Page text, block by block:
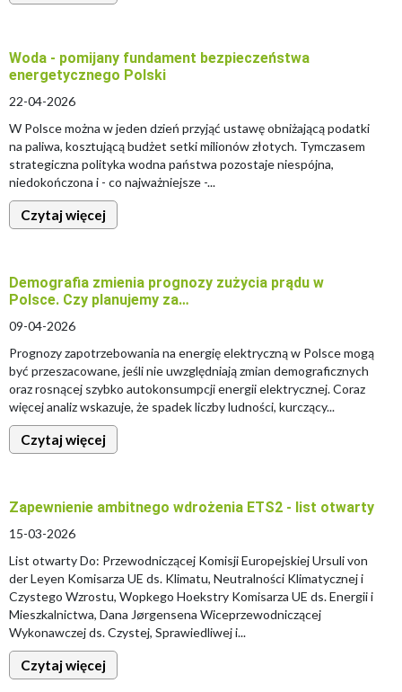
Woda - pomijany fundament bezpieczeństwa
energetycznego Polski
22-04-2026
W Polsce można w jeden dzień przyjąć ustawę obniżającą podatki
na paliwa, kosztującą budżet setki milionów złotych. Tymczasem
strategiczna polityka wodna państwa pozostaje niespójna,
niedokończona i - co najważniejsze -...
Czytaj więcej
Demografia zmienia prognozy zużycia prądu w
Polsce. Czy planujemy za…
09-04-2026
Prognozy zapotrzebowania na energię elektryczną w Polsce mogą
być przeszacowane, jeśli nie uwzględniają zmian demograficznych
oraz rosnącej szybko autokonsumpcji energii elektrycznej. Coraz
więcej analiz wskazuje, że spadek liczby ludności, kurczący...
Czytaj więcej
Zapewnienie ambitnego wdrożenia ETS2 - list otwarty
15-03-2026
List otwarty Do: Przewodniczącej Komisji Europejskiej Ursuli von
der Leyen Komisarza UE ds. Klimatu, Neutralności Klimatycznej i
Czystego Wzrostu, Wopkego Hoekstry Komisarza UE ds. Energii i
Mieszkalnictwa, Dana Jørgensena Wiceprzewodniczącej
Wykonawczej ds. Czystej, Sprawiedliwej i...
Czytaj więcej